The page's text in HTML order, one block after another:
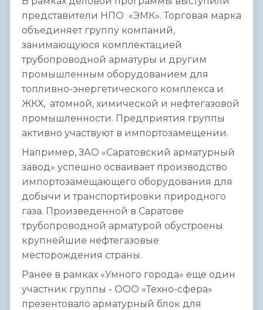
представители НПО «ЭМК». Торговая марка
объединяет группу компаний,
занимающуюся комплектацией
трубопроводной арматуры и другим
промышленным оборудованием для
топливно-энергетического комплекса и
ЖКХ, атомной, химической и нефтегазовой
промышленности. Предприятия группы
активно участвуют в импортозамещении.
Например, ЗАО «Саратовский арматурный
завод» успешно осваивает производство
импортозамещающего оборудования для
добычи и транспортировки природного
газа. Произведенной в Саратове
трубопроводной арматурой обустроены
крупнейшие нефтегазовые
месторождения страны.
Ранее в рамках «Умного города» еще один
участник группы - ООО «Техно-сфера»
презентовало арматурный блок для